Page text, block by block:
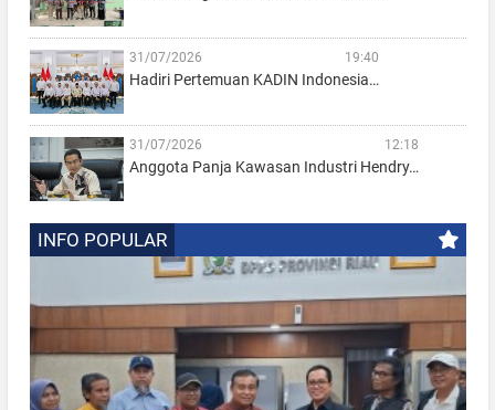
31/07/2026 19:40
Hadiri Pertemuan KADIN Indonesia…
31/07/2026 12:18
Anggota Panja Kawasan Industri Hendry…
INFO POPULAR